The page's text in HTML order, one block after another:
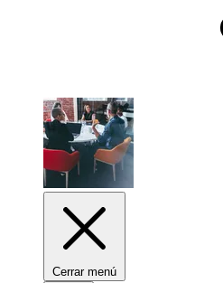
Cerrar menú